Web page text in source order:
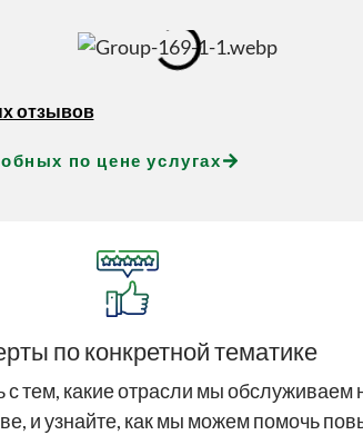
отзывов
по цене услугах
по конкретной тематике
с тем, какие отрасли мы обслуживаем
и узнайте, как мы можем помочь